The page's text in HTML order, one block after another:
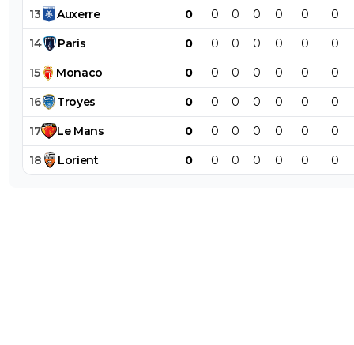
13 Auxerre 0 0 0 0 0 0 0
14 Paris 0 0 0 0 0 0 0
15 Monaco 0 0 0 0 0 0 0
16 Troyes 0 0 0 0 0 0 0
17 Le Mans 0 0 0 0 0 0 0
18 Lorient 0 0 0 0 0 0 0